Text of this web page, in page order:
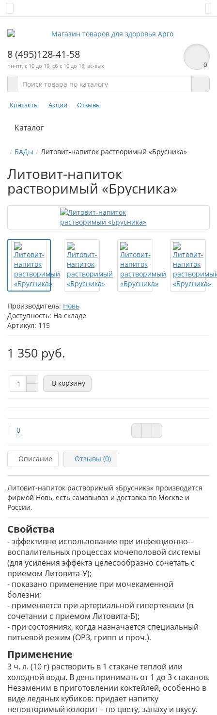
8 (495)128-41-58
пн-пт, с 10 до 19, сб с 10 до 18, вс-вых 0
Контакты Акции Отзывы
Каталог
БАДы Литовит-напиток растворимый «Брусника»
Литовит-напиток
растворимый «Брусника»
Производитель: Новь
Доступность: На складе
Артикул: 115
1 350 руб.
В корзину
0
Описание Отзывы (0)
Литовит-напиток растворимый «Брусника» производится
фирмой Новь, есть самовывоз и доставка по Москве и
России.
Свойства
- эффективно использование при инфекционно-­
воспалительных процессах мочеполовой системы
(для усиления эффекта целесообразно сочетать с
приемом Литовита-­У);
- показано применение при мочекаменной
болезни;
- применяется при артериальной гипертензии (в
сочетании с приемом Литовита-­Б);
- при состояниях, когда назначается специальный
питьевой режим (ОРЗ, грипп и проч.).
Применение
3 ч. л. (10 г) растворить в 1 стакане теплой или
холодной воды. В день принимать от 1 до 3 стаканов.
Незаменим в приготовлении коктейлей, особенно в
виде ледяных кубиков: придает напитку
неповторимый колорит – по цвету, запаху и вкусу.